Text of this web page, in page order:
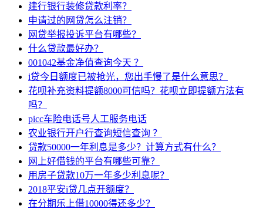
建行银行装修贷款利率？
申请过的网贷怎么注销？
网贷举报投诉平台有哪些？
什么贷款最好办？
001042基金净值查询今天 ？
i贷今日额度已被抢光，您出手慢了是什么意思？
花呗补充资料提额8000可信吗？花呗立即提额方法有
吗？
picc车险电话号人工服务电话
农业银行开户行查询短信查询 ？
贷款50000一年利息是多少？计算方式有什么？
网上好借钱的平台有哪些可靠？
用房子贷款10万一年多少利息呢？
2018平安i贷几点开额度？
在分期乐上借10000得还多少？